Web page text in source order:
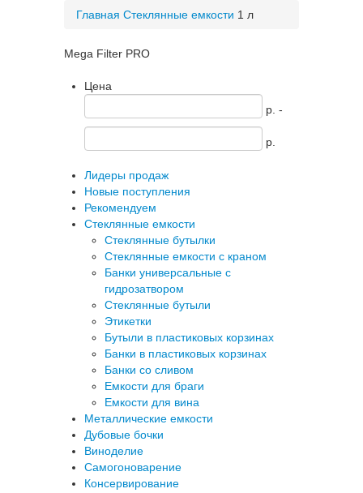
Главная Стеклянные емкости 1 л
Mega Filter PRO
Цена
p. -
p.
Лидеры продаж
Новые поступления
Рекомендуем
Стеклянные емкости
Стеклянные бутылки
Стеклянные емкости с краном
Банки универсальные с
гидрозатвором
Стеклянные бутыли
Этикетки
Бутыли в пластиковых корзинах
Банки в пластиковых корзинах
Банки со сливом
Емкости для браги
Емкости для вина
Металлические емкости
Дубовые бочки
Виноделие
Самогоноварение
Консервирование